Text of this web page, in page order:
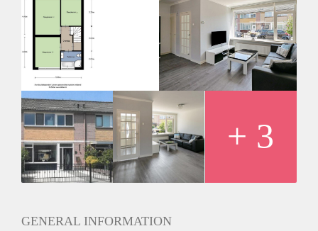
verlenging is mogelijk
+ 3
GENERAL INFORMATION